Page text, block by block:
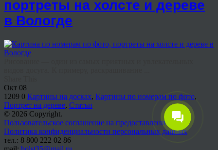
портреты на холсте и дереве
в Вологде
Окт 08
1209 0 Картины на досках, Картины по номерам по фото,
Портрет на дереве, Статьи
© 2026 Copyright.
Пользовательское соглашение на предоставление услуг
Политика конфиденциальности персональных данных
тел.: 8 800 222 02 86